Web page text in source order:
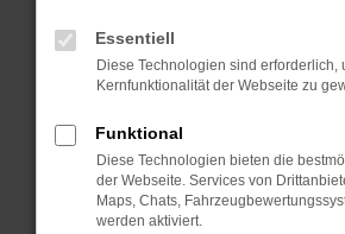
Laden andere Webseiten,
deine Suchmaschine?
Manche Erweiterungen, wie
können das Laden
verhindern. Funktioniert die
anderen Browser oder in
Essentiell
Diese Technologien sind erforderlich,
Kernfunktionalität der Webseite zu
Funktional
Diese Technologien bieten die
der Webseite. Services von
Maps, Chats,
werden aktiviert.